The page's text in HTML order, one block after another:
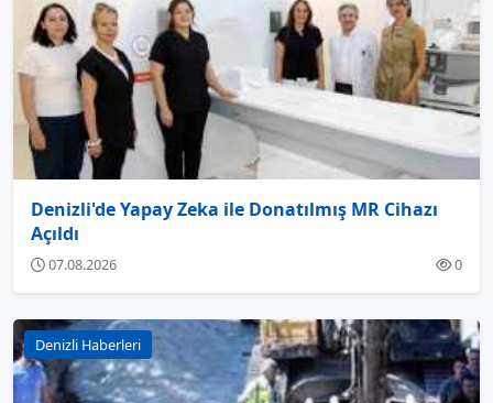
Denizli'de Yapay Zeka ile Donatılmış MR Cihazı
Açıldı
07.08.2026 0
Denizli Haberleri